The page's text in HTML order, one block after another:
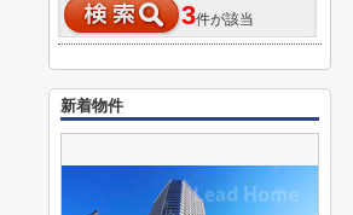
3件が該当
新着物件